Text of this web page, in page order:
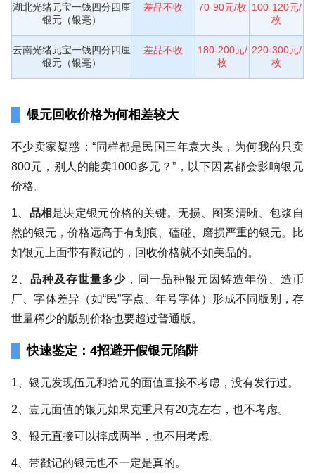
湖北光绪元宝一钱四分四厘
银元（银毫）
差品不收 70-90元/枚 100-120元/
枚
云南光绪元宝一钱四分四厘
银元（银毫）
差品不收
180-200元/
枚
220-300元/
枚
银元回收价格为何相差较大
不少卖家疑惑：“同样都是民国三年袁大头，为何我的只卖
800元，别人的能卖1000多元？”，以下因素都会影响银元
价格。
1、 品相是决定银元价格的关键。无损、图案清晰、包浆自
然的银元，价格远高于有划痕、磕碰、磨损严重的银元。比
如银元上面带有戳记的，回收价格就不如美品的。
2、 品种及存世量多少，同一品种银元因铸造年份、造币
厂、字体差异（如“民”字点、年号字体）形成不同版别，存
世量稀少的版别价格也要超过普通版。
快速鉴定：4招避开假银元陷阱
1、银元发现伍元和拾元的面值直接不考虑，没有发行过。
2、壹元面值的银元如果克重只有20克左右，也不考虑。
3、银元直接可以摔成两半，也不用考虑。
4、带戳记的银元也不一定是真的。